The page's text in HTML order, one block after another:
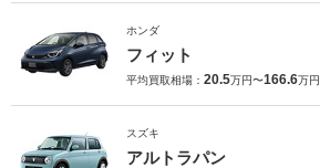
ホンダ
フィット
平均買取相場： 20.5万円〜166.6万円
スズキ
アルトラパン